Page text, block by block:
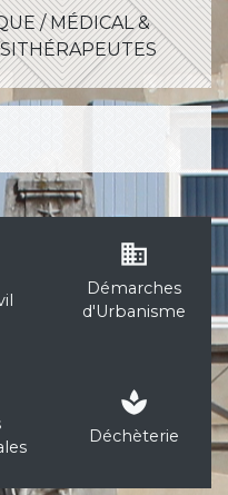
/MÉDICAL &
business
Démarches
d'Urbanisme
spa
Déchèterie